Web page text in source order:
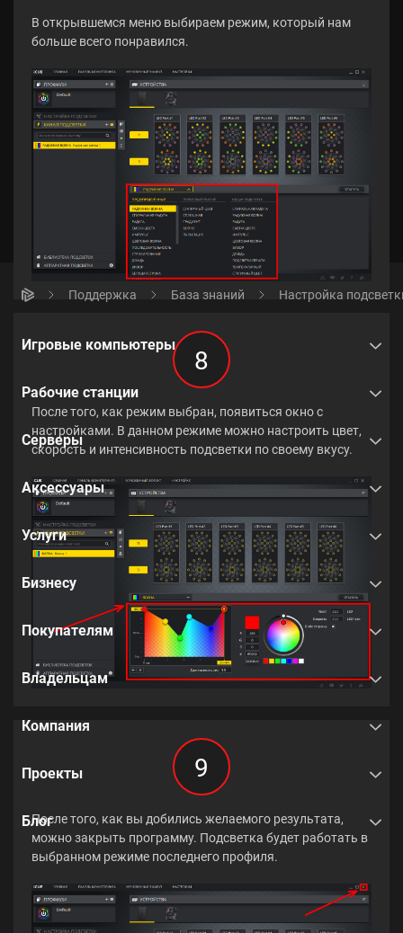
В открывшемся меню выбираем режим, который нам
больше всего понравился.
8
После того, как режим выбран, появиться окно с
настройками. В данном режиме можно настроить цвет,
скорость и интенсивность подсветки по своему вкусу.
9
После того, как вы добились желаемого результата,
можно закрыть программу. Подсветка будет работать в
выбранном режиме последнего профиля.
Поддержка База знаний Настройка
Игровые компьютеры
Рабочие станции
Серверы
Аксессуары
Услуги
Бизнесу
Покупателям
Владельцам
Компания
Проекты
Блог
Приглашаем вас в нашшоу-рум в Алматы. Позвонить